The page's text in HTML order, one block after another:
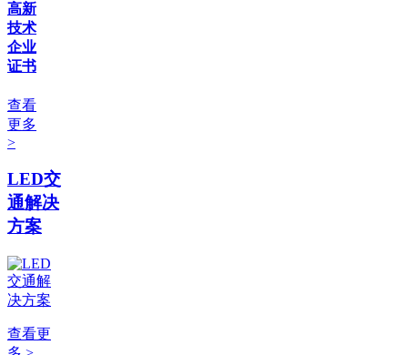
高新
技术
企业
证书
查看
更多
>
LED交
通解决
方案
查看更